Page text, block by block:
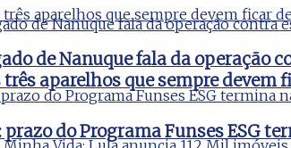
três aparelhos que sempre
de Nanuque fala da
prazo do Programa Funses ESG